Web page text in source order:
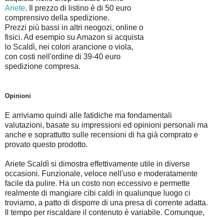
Ariete. Il prezzo di listino è di 50 euro
comprensivo della spedizione.
Prezzi più bassi in altri neogozi, online o
fisici. Ad esempio su Amazon si acquista
lo Scaldì, nei colori arancione o viola,
con costi nell'ordine di 39-40 euro
spedizione compresa.
Opinioni
E arriviamo quindi alle fatidiche ma fondamentali
valutazioni, basate su impressioni ed opinioni personali ma
anche e soprattutto sulle recensioni di ha già comprato e
provato questo prodotto.
Ariete Scaldì si dimostra effettivamente utile in diverse
occasioni. Funzionale, veloce nell'uso e moderatamente
facile da pulire. Ha un costo non eccessivo e permette
realmente di mangiare cibi caldi in qualunque luogo ci
troviamo, a patto di disporre di una presa di corrente adatta.
Il tempo per riscaldare il contenuto è variabile. Comunque,